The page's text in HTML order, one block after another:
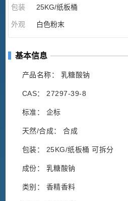
包装 25KG/纸板桶
外观 白色粉末
基本信息
产品名称： 乳糖酸钠
CAS： 27297-39-8
标准： 企标
天然/合成： 合成
包装： 25KG/纸板桶 可拆分
成份： 乳糖酸钠
类别： 香精香料